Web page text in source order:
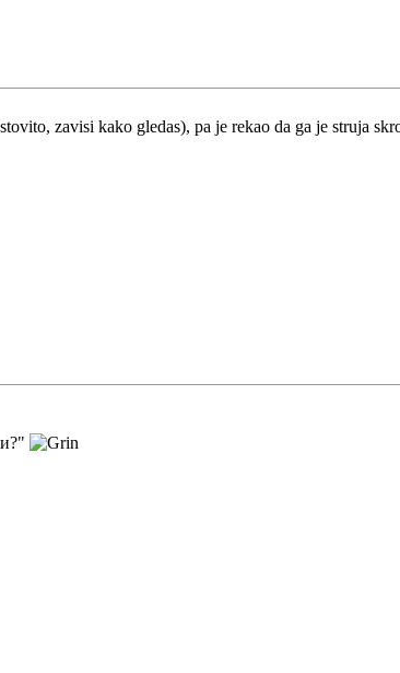
zavisi kako gledas), pa je rekao da ga je struja